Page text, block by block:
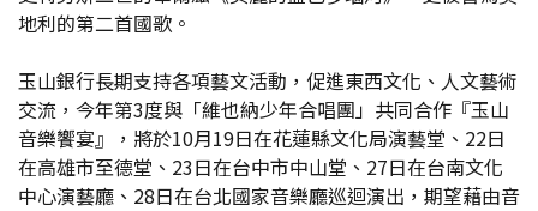
地利的第二首國歌。
玉山銀行長期支持各項藝文活動，促進東西文化、人文藝術
交流，今年第3度與「維也納少年合唱團」共同合作『玉山
音樂饗宴』，將於10月19日在花蓮縣文化局演藝堂、22日
在高雄市至德堂、23日在台中市中山堂、27日在台南文化
中心演藝廳、28日在台北國家音樂廳巡迴演出，期望藉由音